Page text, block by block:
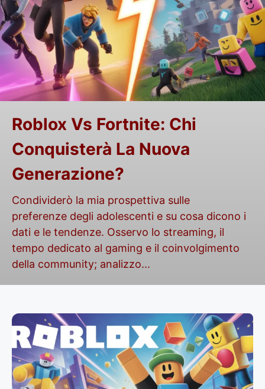
Roblox Vs Fortnite: Chi
Conquisterà La Nuova
Generazione?
Condividerò la mia prospettiva sulle
preferenze degli adolescenti e su cosa dicono i
dati e le tendenze. Osservo lo streaming, il
tempo dedicato al gaming e il coinvolgimento
della community; analizzo...